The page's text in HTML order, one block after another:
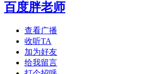
百度胖老师
查看广播
收听TA
加为好友
给我留言